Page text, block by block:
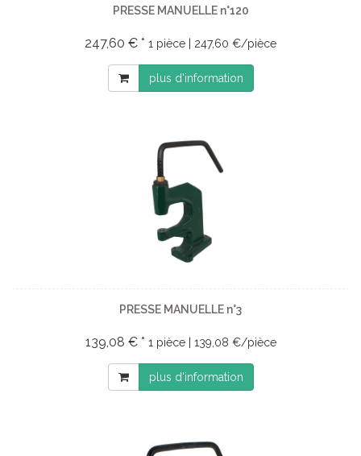
PRESSE MANUELLE n°120
247,60 € * 1 pièce | 247,60 €/pièce
plus d'information
PRESSE MANUELLE n°3
139,08 € * 1 pièce | 139,08 €/pièce
plus d'information